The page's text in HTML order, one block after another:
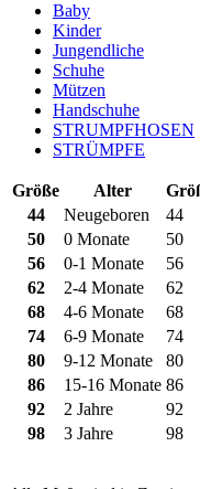
Baby
Kinder
Jungendliche
Schuhe
Mützen
Handschuhe
STRUMPFHOSEN
STRÜMPFE
Größe Alter
44
Neugeboren 44
50
0 Monate 50
56
0-1 Monate 56
62
2-4 Monate 62
68
4-6 Monate 68
74
6-9 Monate 74
80
9-12 Monate 80
86
15-16 Monate 86
92
2 Jahre 92
98
3 Jahre 98